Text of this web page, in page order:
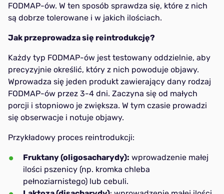
FODMAP-ów. W ten sposób sprawdza się, które z nich
są dobrze tolerowane i w jakich ilościach.
Jak przeprowadza się reintrodukcję?
Każdy typ FODMAP-ów jest testowany oddzielnie, aby
precyzyjnie określić, który z nich powoduje objawy.
Wprowadza się jeden produkt zawierający dany rodzaj
FODMAP-ów przez 3-4 dni. Zaczyna się od małych
porcji i stopniowo je zwiększa. W tym czasie prowadzi
się obserwacje i notuje objawy.
Przykładowy proces reintrodukcji:
Fruktany (oligosacharydy): wprowadzenie małej
ilości pszenicy (np. kromka chleba
pełnoziarnistego) lub cebuli.